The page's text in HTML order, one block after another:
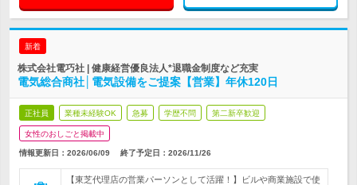
新着
株式会社電巧社 | 健康経営優良法人*退職金制度など充実
電気総合商社│電気設備をご提案【営業】年休120日
正社員 業種未経験OK 急募 学歴不問 第二新卒歓迎
女性のおしごと掲載中
情報更新日：2026/06/09 終了予定日： 2026/11/26
【東芝代理店の営業パーソンとして活躍！】ビルや商業施設で使